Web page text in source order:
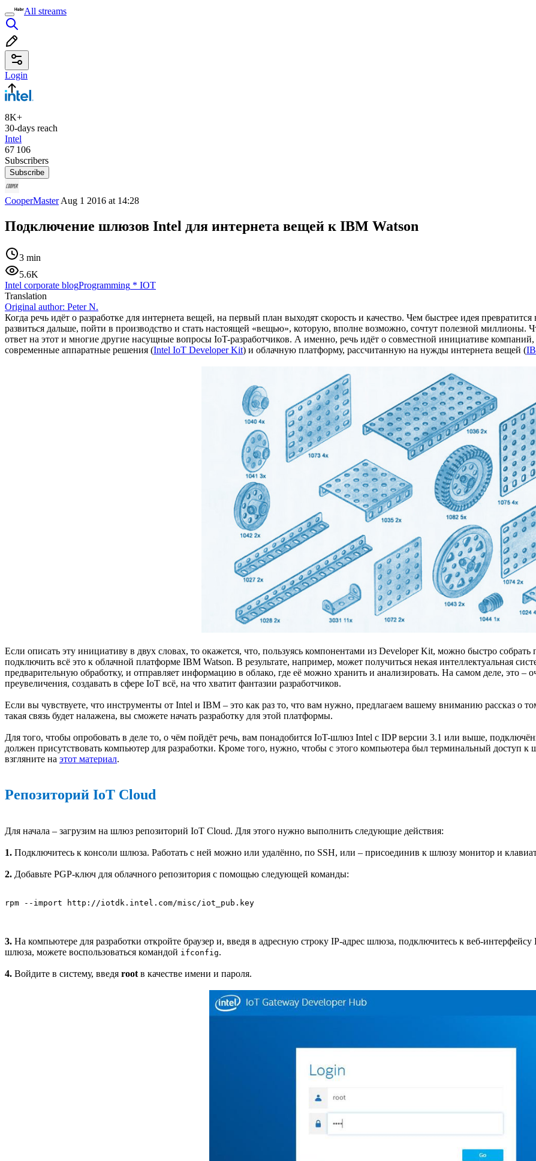
All streams
Login
8K+
30-days reach
Intel
67 106
Subscribers
Subscribe
CooperMasterAug 1 2016 at 14:28
Подключение шлюзов Intel для интернета вещей к IBM Watson
3 min
5.6K
Intel corporate blogProgramming * IOT
Translation
Original author: Peter N.
Когда речь идёт о разработке для интернета вещей, на первый план выходят скорость и качество. Чем быстрее идея
развиться дальше, пойти в производство и стать настоящей «вещью», которую, вполне возможно, сочтут полезной миллионы.
ответ на этот и многие другие насущные вопросы IoT-разработчиков. А именно, речь идёт о совместной инициативе
современные аппаратные решения (Intel IoT Developer Kit) и облачную платформу, рассчитанную на нужды интернета вещей (
Если описать эту инициативу в двух словах, то окажется, что, пользуясь компонентами из Developer Kit, можно быстро
подключить всё это к облачной платформе IBM Watson. В результате, например, может получиться некая интеллектуальная
предварительную обработку, и отправляет информацию в облако, где её можно хранить и анализировать. На самом деле, это
преувеличения, создавать в сфере IoT всё, на что хватит фантазии разработчиков.
Если вы чувствуете, что инструменты от Intel и IBM – это как раз то, что вам нужно, предлагаем вашему вниманию рассказ о
такая связь будет налажена, вы сможете начать разработку для этой платформы.
Для того, чтобы опробовать в деле то, о чём пойдёт речь, вам понадобится IoT-шлюз Intel с IDP версии 3.1 или выше,
должен присутствовать компьютер для разработки. Кроме того, нужно, чтобы с этого компьютера был терминальный доступ
взгляните на этот материал.
Репозиторий IoT Cloud
Для начала – загрузим на шлюз репозиторий IoT Cloud. Для этого нужно выполнить следующие действия:
1. Подключитесь к консоли шлюза. Работать с ней можно или удалённо, по SSH, или – присоединив к шлюзу монитор и
2. Добавьте PGP-ключ для облачного репозитория с помощью следующей команды:
rpm --import http://iotdk.intel.com/misc/iot_pub.key
3. На компьютере для разработки откройте браузер и, введя в адресную строку IP-адрес шлюза, подключитесь к веб-интерфейсу
шлюза, можете воспользоваться командой ifconfig.
4. Войдите в систему, введя root в качестве имени и пароля.